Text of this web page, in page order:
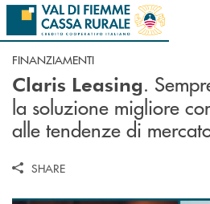
Salta al contenuto principale
FINANZIAMENTI
Claris Leasing.
la soluzione migliore
alle tendenze di
SHARE